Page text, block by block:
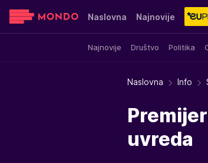
Naslovna Najnovije
Najnovije Društvo Politika
Sensa Stvar ukusa
Naslovna Info
uvreda